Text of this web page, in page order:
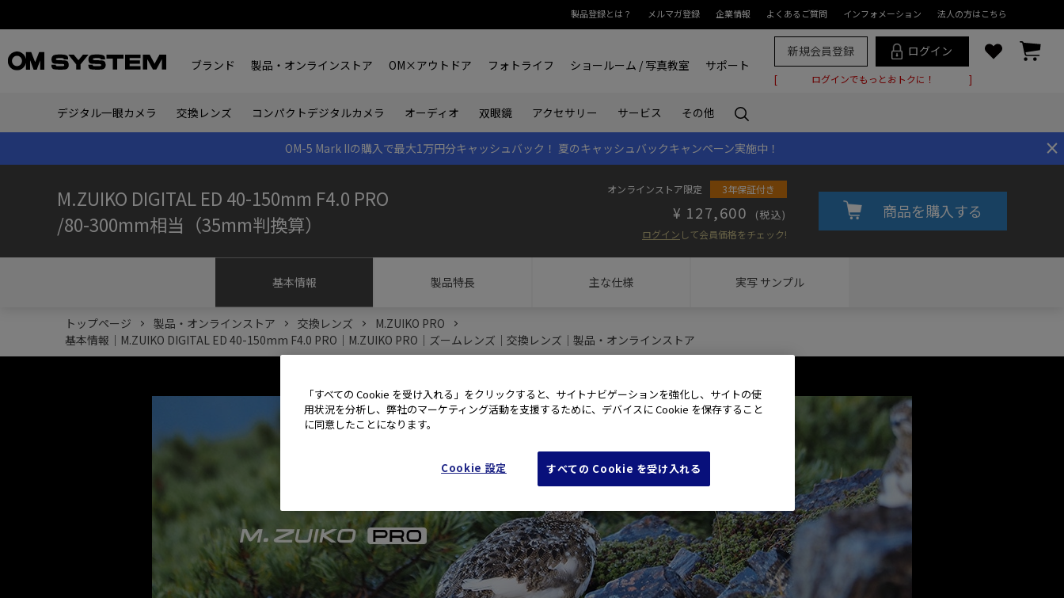
製品登録とは？ メルマガ登録 企業情報 よくあるご質問 インフォメーション 法人の方はこちら
ブランド 製品・オンラインストア OM×アウトドア フォトライフ ショールーム / 写真教室 サポート
新規会員登録 ログイン
ログインでもっとおトクに！
デジタル一眼カメラ 交換レンズ コンパクトデジタルカメラ オーディオ 双眼鏡 アクセサリー サービス その他
×
OM-5 Mark IIの購入で最大1万円分キャッシュバック！ 夏のキャッシュバックキャンペーン実施中！
M.ZUIKO DIGITAL ED 40-150mm F4.0 PRO
/80-300mm相当（35mm判換算）
オンラインストア限定 3年保証付き
127,600 (税込)
ログイン して会員価格をチェック!
商品を購入する
基本情報 製品特長 主な仕様 実写 サンプル
トップページ 製品・オンラインストア 交換レンズ
M.ZUIKO PRO
基本情報｜M.ZUIKO DIGITAL ED 40-150mm F4.0 PRO｜M.ZUIKO PRO｜ズームレンズ｜交換レンズ｜製品・オンラインストア
「すべての Cookie を受け入れる」をクリックすると、サイトナビゲーションを強化し、サイトの使
用状況を分析し、弊社のマーケティング活動を支援するために、デバイスに Cookie を保存すること
に同意したことになります。
Cookie 設定 すべての Cookie を受け入れる